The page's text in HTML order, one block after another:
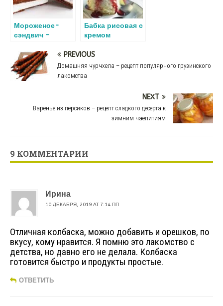
Мороженое-
сэндвич –
быстрый летний
рецепт
Бабка рисовая с
кремом
пудинг) –
готовим
вкусный десерт
легкому рецепту
с фото
PREVIOUS
Домашняя чурчхела – рецепт популярного грузинского
лакомства
NEXT
Варенье из персиков – рецепт сладкого десерта к
зимним чаепитиям
9 КОММЕНТАРИИ
Ирина
10 ДЕКАБРЯ, 2019 AT 7:14 ПП
Отличная колбаска, можно добавить и орешков, по
вкусу, кому нравится. Я помню это лакомство с
детства, но давно его не делала. Колбаска
готовится быстро и продукты простые.
ОТВЕТИТЬ